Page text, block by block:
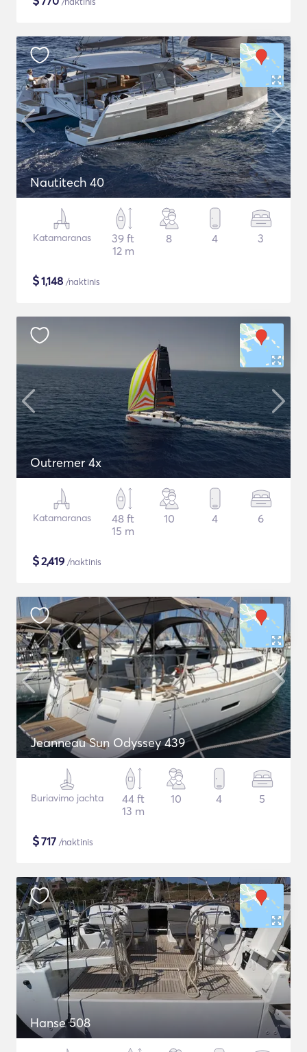
Nautitech 40
Katamaranas
39 ft
12 m
8 4 3
$1,148 /naktinis
Outremer 4x
Katamaranas
48 ft
15 m
10 4 6
$2,419 /naktinis
Jeanneau Sun Odyssey 439
Buriavimo jachta
44 ft
13 m
10 4 5
$717 /naktinis
Hanse 508